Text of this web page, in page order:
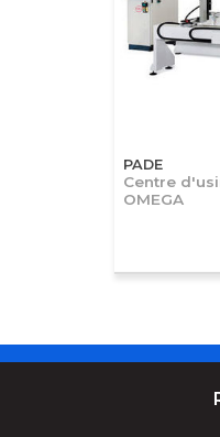
PADE
Centre
OMEGA